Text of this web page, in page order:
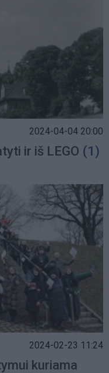
2024-04-04 20:00
ir iš LEGO (1)
2024-02-23 11:24
kuriama